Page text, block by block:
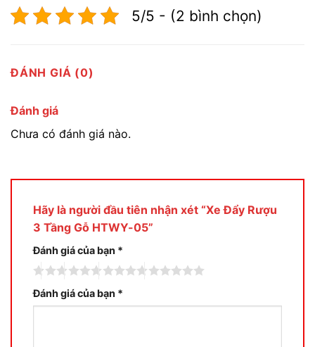
5/5 - (2 bình chọn)
ĐÁNH GIÁ (0)
Đánh giá
Chưa có đánh giá nào.
Hãy là người đầu tiên nhận xét “Xe Đẩy Rượu
3 Tầng Gỗ HTWY-05”
Đánh giá của bạn *
Đánh giá của bạn *